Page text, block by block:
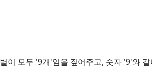
별이 모두 '9개'임을 짚어주고, 숫자 '9'와